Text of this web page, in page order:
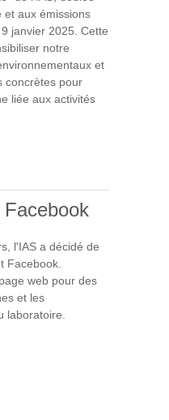
et aux émissions
janvier 2025. Cette
notre
et
concrètes pour
liée aux activités
VERTE DE
l'IAS a décidé de
Facebook.
web pour des
et les
laboratoire.
X ET